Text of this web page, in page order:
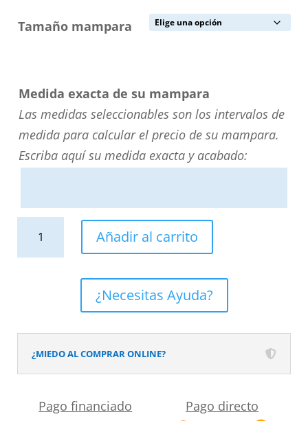
Tamaño mampara
Medida exacta de su mampara
Las medidas seleccionables son los intervalos de
medida para calcular el precio de su mampara.
Escriba aquí su medida exacta y acabado:
1
fijo
-1
corredera.
Añadir al carrito
¿Necesitas Ayuda?
¿MIEDO AL COMPRAR ONLINE?
Pago financiado Pago directo